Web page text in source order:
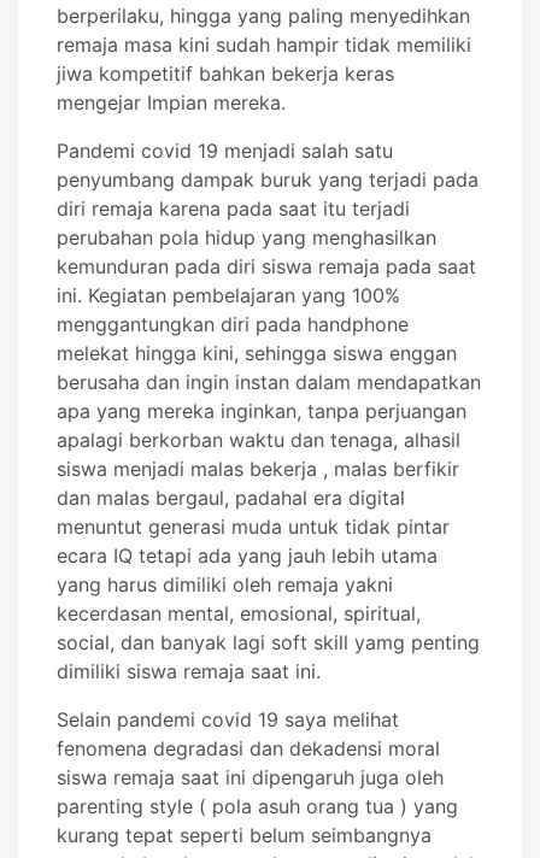
berperilaku, hingga yang paling menyedihkan
remaja masa kini sudah hampir tidak memiliki
jiwa kompetitif bahkan bekerja keras
mengejar Impian mereka.
Pandemi covid 19 menjadi salah satu
penyumbang dampak buruk yang terjadi pada
diri remaja karena pada saat itu terjadi
perubahan pola hidup yang menghasilkan
kemunduran pada diri siswa remaja pada saat
ini. Kegiatan pembelajaran yang 100%
menggantungkan diri pada handphone
melekat hingga kini, sehingga siswa enggan
berusaha dan ingin instan dalam mendapatkan
apa yang mereka inginkan, tanpa perjuangan
apalagi berkorban waktu dan tenaga, alhasil
siswa menjadi malas bekerja , malas berfikir
dan malas bergaul, padahal era digital
menuntut generasi muda untuk tidak pintar
ecara IQ tetapi ada yang jauh lebih utama
yang harus dimiliki oleh remaja yakni
kecerdasan mental, emosional, spiritual,
social, dan banyak lagi soft skill yamg penting
dimiliki siswa remaja saat ini.
Selain pandemi covid 19 saya melihat
fenomena degradasi dan dekadensi moral
siswa remaja saat ini dipengaruh juga oleh
parenting style ( pola asuh orang tua ) yang
kurang tepat seperti belum seimbangnya